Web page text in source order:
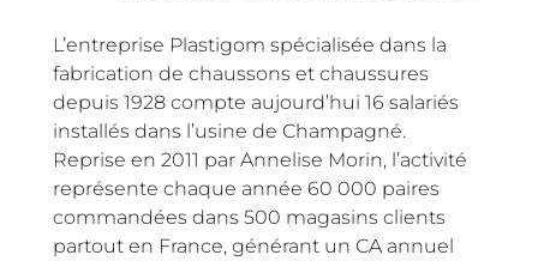
L’entreprise Plastigom spécialisée dans la
fabrication de chaussons et chaussures
depuis 1928 compte aujourd’hui 16 salariés
installés dans l’usine de Champagné.
Reprise en 2011 par Annelise Morin, l’activité
représente chaque année 60 000 paires
commandées dans 500 magasins clients
partout en France, générant un CA annuel